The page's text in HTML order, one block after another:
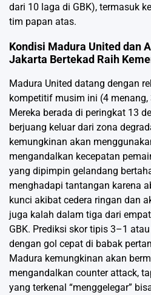
dari 10 laga di GBK), termasuk
tim papan atas.
Kondisi Madura United dan
Jakarta Bertekad Raih
Madura United datang dengan
kompetitif musim ini (4 menang,
Mereka berada di peringkat 13
berjuang keluar dari zona
kemungkinan akan
mengandalkan kecepatan
yang dipimpin gelandang
menghadapi tantangan karena
kunci akibat cedera ringan dan
juga kalah dalam tiga dari
GBK. Prediksi skor tipis 3–1
dengan gol cepat di babak
Madura kemungkinan akan
mengandalkan counter attack,
yang terkenal “menggelegar”